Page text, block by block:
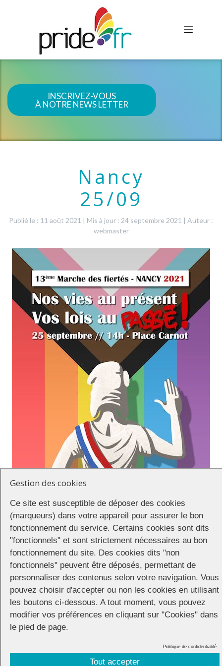
INSCRIVEZ-VOUS
À NOTRE NEWS LETTER
Nancy
25/09
Publié le : 11 août 2021 | Mis à jour : 24 septembre 2021 | Auteur :
webmaster
Equinoxe, le Centre LGBTI de Nancyorganisera la 13ème édition de
la Marche des Fiertés LGBTI+ le samedi 25 septembre. La
Préfecture a autorisé la tenue d’un village des associations LGBT+,
qui se tiendra sur la place Carnot à partir de 14h.
15h Prise de parole associative
15h35 Discours du maire Mathieu Klein
15h50 Départ du cortège pour un tour de ville
17h45 Retour des manifestants sur la place Carnot
Gestion des cookies
Ce site est susceptible de déposer des cookies
(marqueurs) dans votre appareil pour assurer le bon
fonctionnement du service. Certains cookies sont dits
"fonctionnels" et sont strictement nécessaires au bon
fonctionnement du site. Des cookies dits "non
fonctionnels" peuvent être déposés, permettant de
personnaliser des contenus selon votre navigation. Vous
pouvez choisir d'accepter ou non les cookies en utilisant
les boutons ci-dessous. A tout moment, vous pouvez
modifier vos préférences en cliquant sur "Cookies" dans
le pied de page.
Tout accepter
Politique de confidentialité